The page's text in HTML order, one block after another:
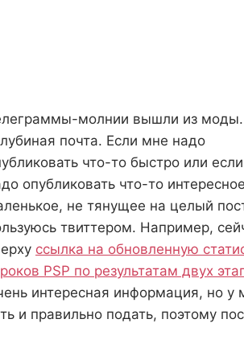
молнии вышли из моды.
почта. Если мне надо
что-то быстро или
опубликовать что-то
не тянущее на целый
твиттером. Например,
ссылка на обновленную
PSP по результатам двух
интересная информация, но у
и правильно подать, поэтому